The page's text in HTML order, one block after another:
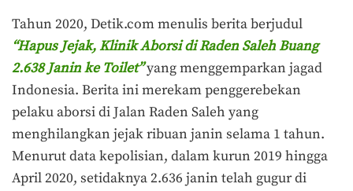
Tahun 2020, Detik.com menulis berita berjudul
“Hapus Jejak, Klinik Aborsi di Raden Saleh Buang
2.638 Janin ke Toilet”yang menggemparkan jagad
Indonesia. Berita ini merekam penggerebekan
pelaku aborsi di Jalan Raden Saleh yang
menghilangkan jejak ribuan janin selama 1 tahun.
Menurut data kepolisian, dalam kurun 2019 hingga
April 2020, setidaknya 2.636 janin telah gugur di